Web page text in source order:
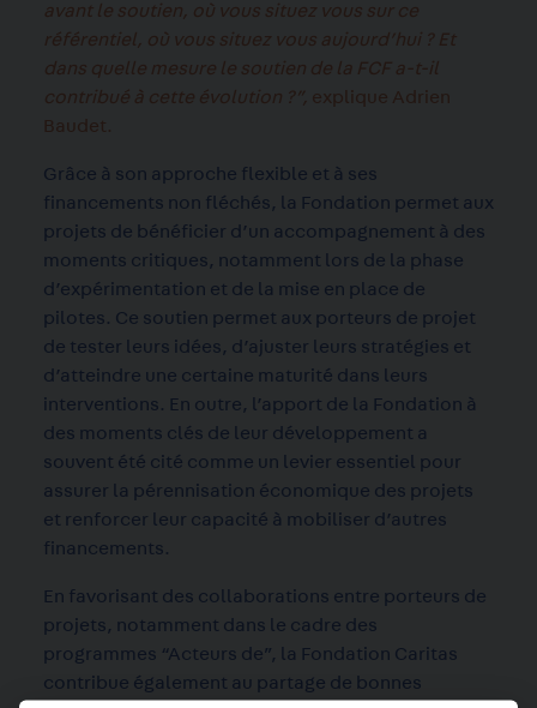
avant le soutien, où vous situez vous sur ce
référentiel, où vous situez vous aujourd’hui ? Et
dans quelle mesure le soutien de la FCF a-t-il
contribué à cette évolution ?”, explique Adrien
Baudet.
Grâce à son approche flexible et à ses
financements non fléchés, la Fondation permet aux
projets de bénéficier d’un accompagnement à des
moments critiques, notamment lors de la phase
d’expérimentation et de la mise en place de
pilotes. Ce soutien permet aux porteurs de projet
de tester leurs idées, d’ajuster leurs stratégies et
d’atteindre une certaine maturité dans leurs
interventions. En outre, l’apport de la Fondation à
des moments clés de leur développement a
souvent été cité comme un levier essentiel pour
assurer la pérennisation économique des projets
et renforcer leur capacité à mobiliser d’autres
financements.
En favorisant des collaborations entre porteurs de
projets, notamment dans le cadre des
programmes “Acteurs de”, la Fondation Caritas
contribue également au partage de bonnes